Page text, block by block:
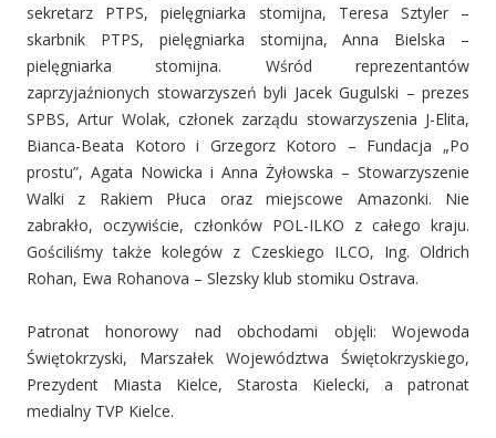
sekretarz PTPS, pielęgniarka stomijna, Teresa Sztyler –
skarbnik PTPS, pielęgniarka stomijna, Anna Bielska –
pielęgniarka stomijna. Wśród reprezentantów
zaprzyjaźnionych stowarzyszeń byli Jacek Gugulski – prezes
SPBS, Artur Wolak, członek zarządu stowarzyszenia J-Elita,
Bianca-Beata Kotoro i Grzegorz Kotoro – Fundacja „Po
prostu”, Agata Nowicka i Anna Żyłowska – Stowarzyszenie
Walki z Rakiem Płuca oraz miejscowe Amazonki. Nie
zabrakło, oczywiście, członków POL-ILKO z całego kraju.
Gościliśmy także kolegów z Czeskiego ILCO, Ing. Oldrich
Rohan, Ewa Rohanova – Slezsky klub stomiku Ostrava.
Patronat honorowy nad obchodami objęli: Wojewoda
Świętokrzyski, Marszałek Województwa Świętokrzyskiego,
Prezydent Miasta Kielce, Starosta Kielecki, a patronat
medialny TVP Kielce.